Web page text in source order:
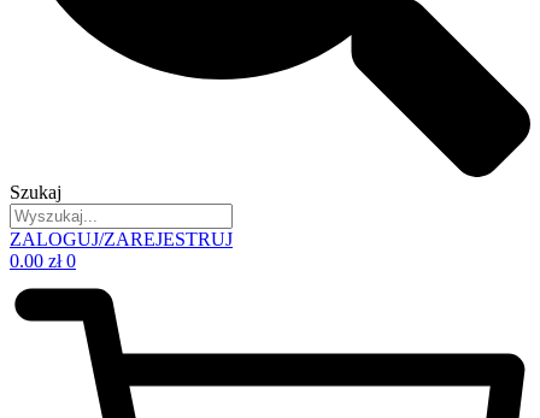
Szukaj
ZALOGUJ/ZAREJESTRUJ
0.00 zł 0